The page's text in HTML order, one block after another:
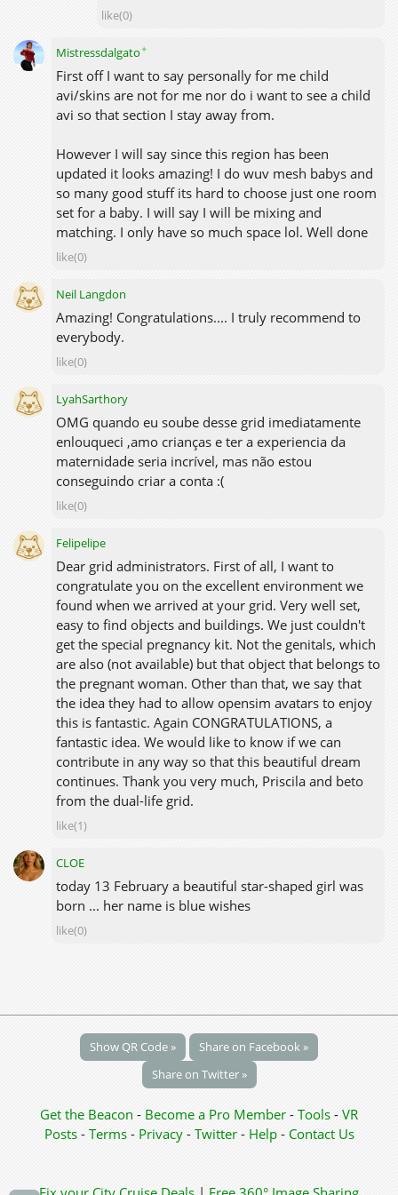
like(0)
Mistressdalgato✦
First off I want to say personally for me child
avi/skins are not for me nor do i want to see a child
avi so that section I stay away from.
However I will say since this region has been
updated it looks amazing! I do wuv mesh babys and
so many good stuff its hard to choose just one room
set for a baby. I will say I will be mixing and
matching. I only have so much space lol. Well done
like(0)
Neil Langdon
Amazing! Congratulations.... I truly recommend to
everybody.
like(0)
LyahSarthory
OMG quando eu soube desse grid imediatamente
enlouqueci ,amo crianças e ter a experiencia da
maternidade seria incrível, mas não estou
conseguindo criar a conta :(
like(0)
Felipelipe
Dear grid administrators. First of all, I want to
congratulate you on the excellent environment we
found when we arrived at your grid. Very well set,
easy to find objects and buildings. We just couldn't
get the special pregnancy kit. Not the genitals, which
are also (not available) but that object that belongs to
the pregnant woman. Other than that, we say that
the idea they had to allow opensim avatars to enjoy
this is fantastic. Again CONGRATULATIONS, a
fantastic idea. We would like to know if we can
contribute in any way so that this beautiful dream
continues. Thank you very much, Priscila and beto
from the dual-life grid.
like(1)
CLOE
today 13 February a beautiful star-shaped girl was
born ... her name is blue wishes
like(0)
Show QR Code »
Share on Facebook »
Share on Twitter »
Get the Beacon - Become a Pro Member - Tools - VR
Posts - Terms - Privacy- Twitter- Help- Contact Us